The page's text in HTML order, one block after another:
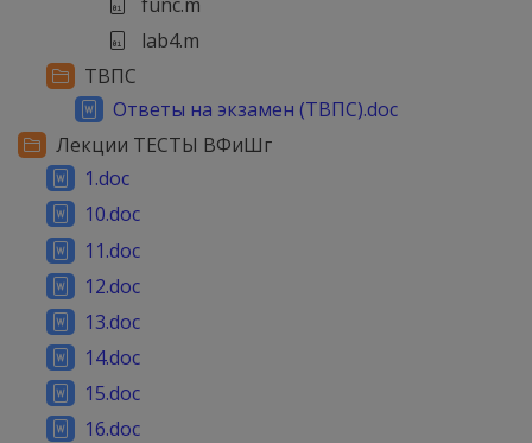
lab4.m
ТВПС
Ответы на экзамен (ТВПС).doc
Лекции ТЕСТЫ ВФиШг
1.doc
10.doc
11.doc
12.doc
13.doc
14.doc
15.doc
16.doc